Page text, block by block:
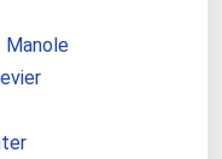
Manole